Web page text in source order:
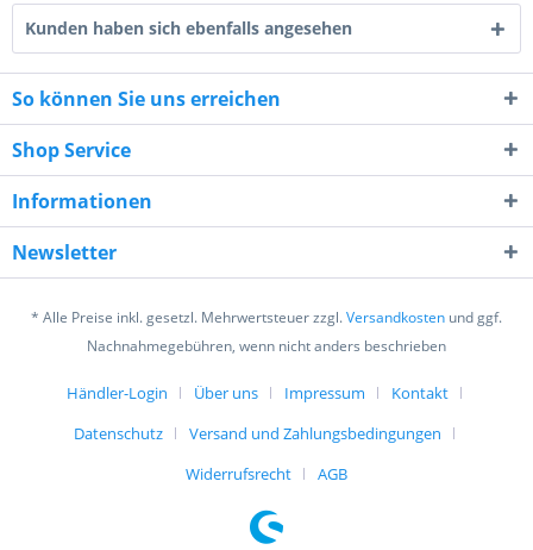
8 + 4 = ?
verstanden und stimme zu. *
Mit * gekennzeichnete Felder sind Pflichtfelder.
Kunden haben sich ebenfalls angesehen
So können Sie uns erreichen
Shop Service
Informationen
Newsletter
* Alle Preise inkl. gesetzl. Mehrwertsteuer zzgl.Versandkosten und ggf.
Nachnahmegebühren, wenn nicht anders beschrieben
Händler-Login Über uns Impressum
Kontakt
Datenschutz
Versand und Zahlungsbedingungen
Widerrufsrecht
AGB